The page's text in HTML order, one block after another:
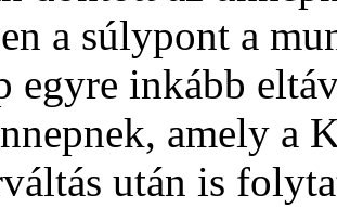
a súlypont a
egyre inkább
amely a
után is